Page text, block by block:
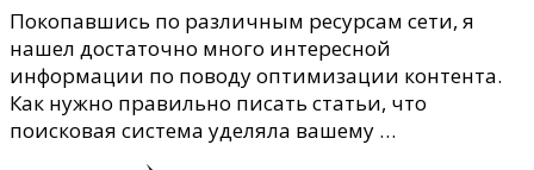
Покопавшись по различным ресурсам сети, я
нашел достаточно много интересной
информации по поводу оптимизации контента.
Как нужно правильно писать статьи, что
поисковая система уделяла вашему …